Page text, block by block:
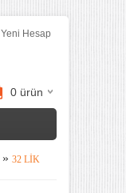
Yeni Hesap
0 ürün
» 32 LIK